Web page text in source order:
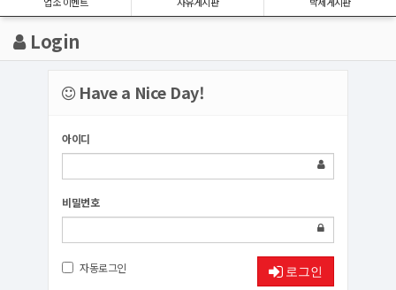
Login
Have a Nice Day!
아이디
비밀번호
자동로그인 로그인